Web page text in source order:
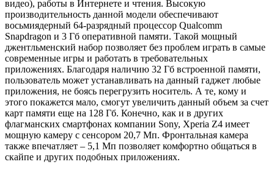
видео), работы в Интернете и чтения. Высокую
производительность данной модели обеспечивают
восьмиядерный 64-разрядный процессор Qualcomm
Snapdragon и 3 Гб оперативной памяти. Такой мощный
джентльменский набор позволяет без проблем играть в самые
современные игры и работать в требовательных
приложениях. Благодаря наличию 32 Гб встроенной памяти,
пользователь может устанавливать на данный гаджет любые
приложения, не боясь перегрузить носитель. А те, кому и
этого покажется мало, смогут увеличить данный объем за счет
карт памяти еще на 128 Гб. Конечно, как и в других
флагманских смартфонах компании Sony, Xperia Z4 имеет
мощную камеру с сенсором 20,7 Мп. Фронтальная камера
также впечатляет – 5,1 Мп позволяет комфортно общаться в
скайпе и других подобных приложениях.